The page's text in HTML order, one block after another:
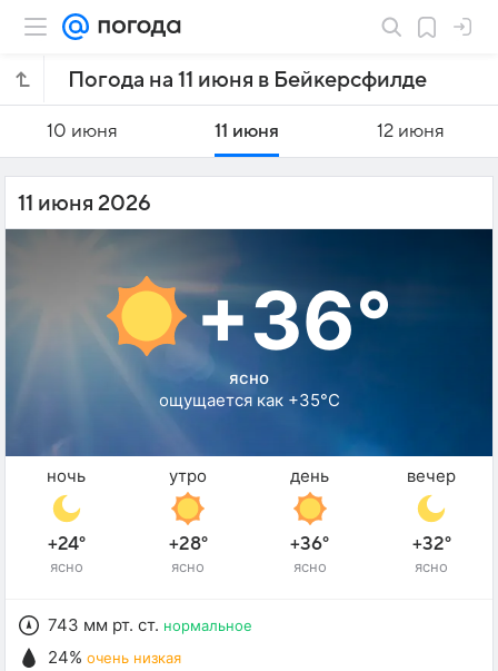
Погода на 11 июня в Бейкерсфилде
10 июня 11 июня 12 июня
11 июня 2026
+36°
ясно
ощущается как +35°C
ночь
+24°
ясно
утро
+28°
ясно
день
+36°
ясно
вечер
+32°
ясно
743 мм рт. ст. нормальное
24% очень низкая